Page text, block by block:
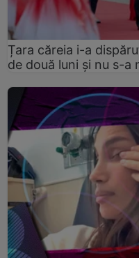
Țara căreia i-a
de două luni și nu s-a